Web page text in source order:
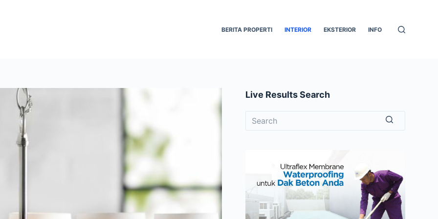
BERITA PROPERTI INTERIOR EKSTERIOR INFO
Live Results Search